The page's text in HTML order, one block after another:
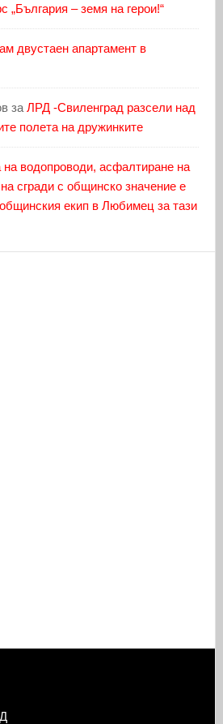
„България – земя на герои!“
двустаен апартамент в
за ЛРД -Свиленград разсели над
полета на дружинките
водопроводи, асфалтиране на
сгради с общинско значение е
екип в Любимец за тази